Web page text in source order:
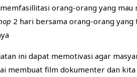
orang-orang yang mau
2 hari bersama orang-orang yang
ini dapat memotivasi agar
membuat film dokumenter dan